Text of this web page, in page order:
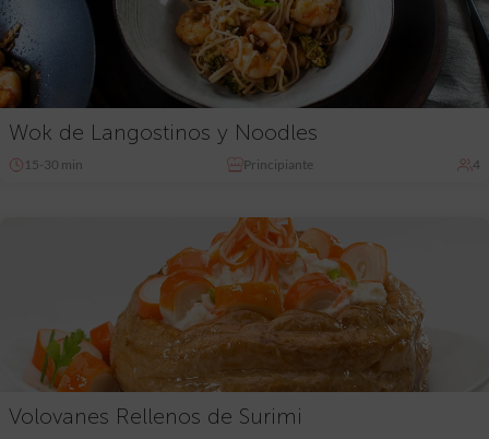
Wok de Langostinos y Noodles
15-30 min Principiante 4
Volovanes Rellenos de Surimi